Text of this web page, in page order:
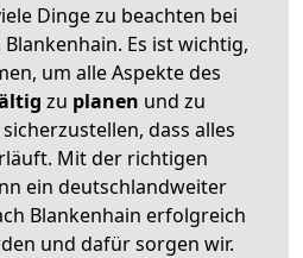
Dinge zu beachten bei
Es ist wichtig,
um alle Aspekte des
zu planen und zu
dass alles
Mit der richtigen
ein deutschlandweiter
Blankenhain erfolgreich
und dafür sorgen wir.